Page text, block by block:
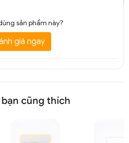
sản phẩm này?
giá ngay
cũng thích